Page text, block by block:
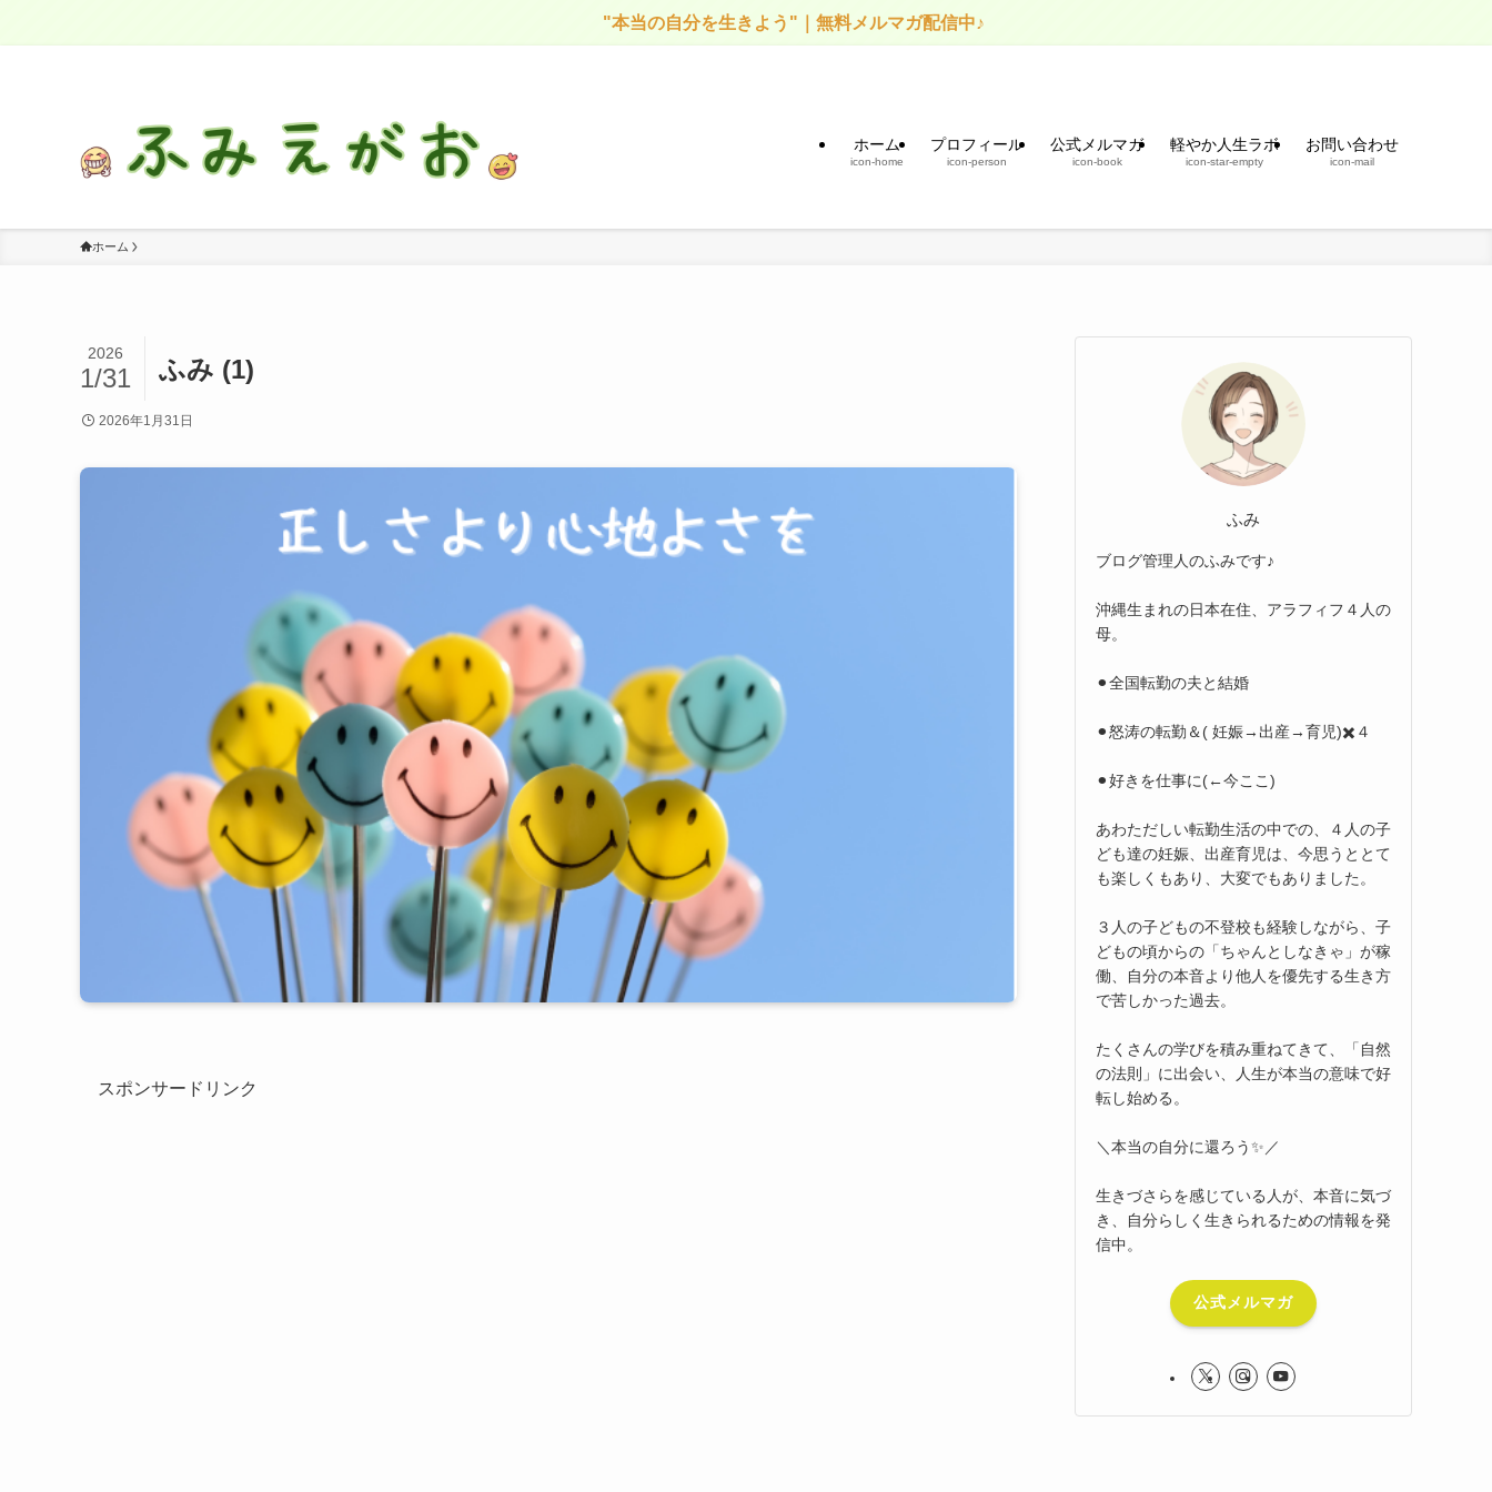
"本当の自分を生きよう"｜無料メルマガ配信中♪
ホーム
icon-home
プロフィール
icon-person
公式メルマガ
icon-book
軽やか人生ラボ
icon-star-empty
お問い合わせ
icon-mail
ホーム
ふみ (1)
2026
1/31
2026年1月31日
スポンサードリンク
ふみ
ブログ管理人のふみです♪
沖縄生まれの日本在住、アラフィフ４人の
母。
⚫︎全国転勤の夫と結婚
⚫︎怒涛の転勤＆( 妊娠→出産→育児)✖️４
⚫︎好きを仕事に(←今ここ)
あわただしい転勤生活の中での、４人の子
ども達の妊娠、出産育児は、今思うととて
も楽しくもあり、大変でもありました。
３人の子どもの不登校も経験しながら、子
どもの頃からの「ちゃんとしなきゃ」が稼
働、自分の本音より他人を優先する生き方
で苦しかった過去。
たくさんの学びを積み重ねてきて、「自然
の法則」に出会い、人生が本当の意味で好
転し始める。
＼本当の自分に還ろう✨／
生きづさらを感じている人が、本音に気づ
き、自分らしく生きられるための情報を発
信中。
公式メルマガ